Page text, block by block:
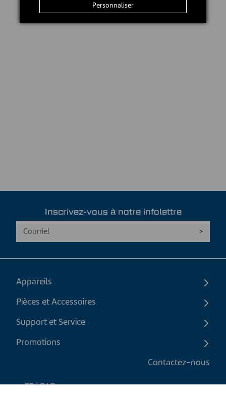
Inscrivez-vous à notre infolettre
Appareils
Pièces et Accessoires
Support et Service
Promotions
Contactez-nous
FR|CAD
Personnaliser